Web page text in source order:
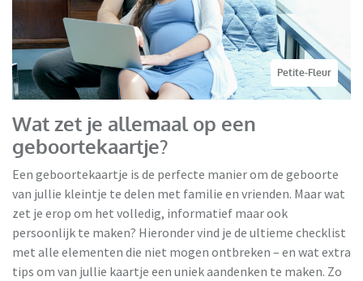
Petite-Fleur
Wat zet je allemaal op een
geboortekaartje?
Een geboortekaartje is de perfecte manier om de geboorte
van jullie kleintje te delen met familie en vrienden. Maar wat
zet je erop om het volledig, informatief maar ook
persoonlijk te maken? Hieronder vind je de ultieme checklist
met alle elementen die niet mogen ontbreken – en wat extra
tips om van jullie kaartje een uniek aandenken te maken. Zo